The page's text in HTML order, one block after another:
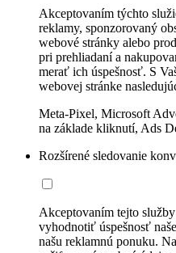
Akceptovaním týchto
reklamy, sponzorovaný
webové stránky alebo
pri prehliadaní a
merať ich úspešnosť. S
webovej stránke
Meta-Pixel, Microsoft
na základe kliknutí, Ads
Rozšírené sledovanie
Akceptovaním tejto
vyhodnotiť úspešnosť
našu reklamnú ponuku.